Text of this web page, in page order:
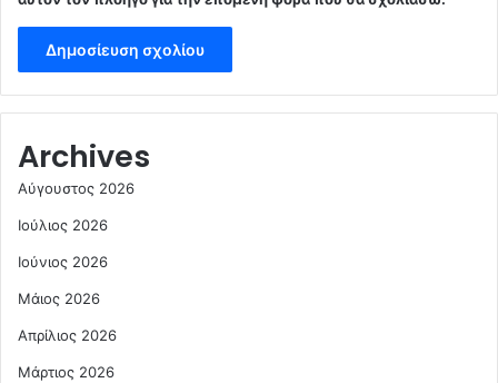
Archives
Αύγουστος 2026
Ιούλιος 2026
Ιούνιος 2026
Μάιος 2026
Απρίλιος 2026
Μάρτιος 2026